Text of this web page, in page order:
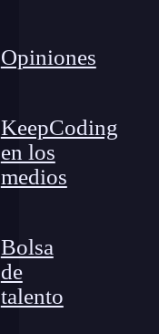
Opiniones
KeepCoding
en los
medios
Bolsa
de
talento